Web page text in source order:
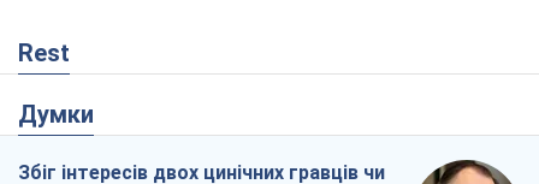
Rest
Думки
Збіг інтересів двох цинічних гравців чи